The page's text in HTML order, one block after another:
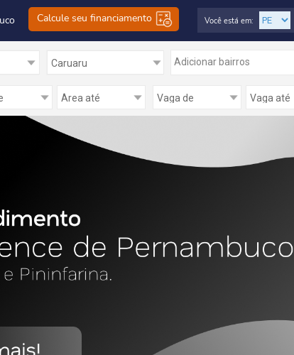
Calcule seu financiamento Você está em:
Adicionar bairros